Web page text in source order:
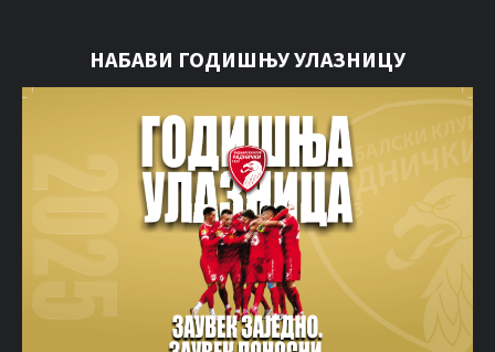
НАБАВИ ГОДИШЊУ УЛАЗНИЦУ